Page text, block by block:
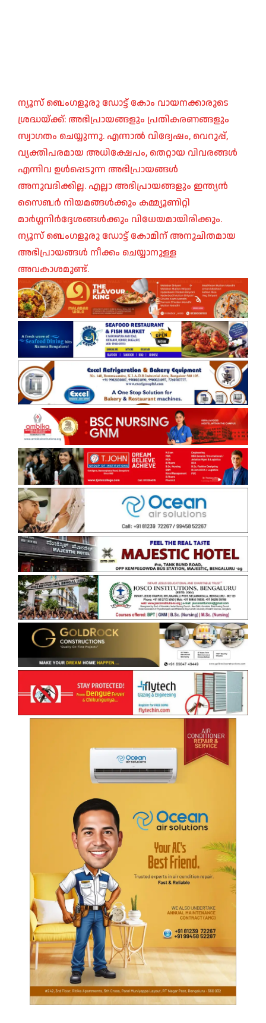
ന്യൂസ് ബെംഗളൂരു ഡോട്ട് കോം വായനക്കാരുടെ
ശ്രദ്ധയ്ക്ക്: അഭിപ്രായങ്ങളും പ്രതികരണങ്ങളും
സ്വാഗതം ചെയ്യുന്നു. എന്നാൽ വിദ്വേഷം, വെറുപ്പ്,
വ്യക്തിപരമായ അധിക്ഷേപം, തെറ്റായ വിവരങ്ങൾ
എന്നിവ ഉൾപ്പെടുന്ന അഭിപ്രായങ്ങൾ
അനുവദിക്കില്ല. എല്ലാ അഭിപ്രായങ്ങളും ഇന്ത്യൻ
സൈബർ നിയമങ്ങൾക്കും കമ്മ്യൂണിറ്റി
മാർഗ്ഗനിർദ്ദേശങ്ങൾക്കും വിധേയമായിരിക്കും.
ന്യൂസ് ബെംഗളൂരു ഡോട്ട് കോമിന് അനുചിതമായ
അഭിപ്രായങ്ങൾ നീക്കം ചെയ്യാനുള്ള
അവകാശമുണ്ട്.